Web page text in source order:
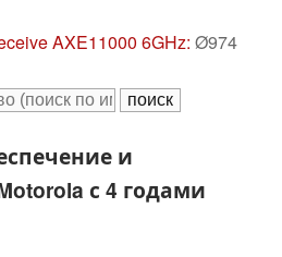
AXE11000 6GHz: Ø974
и
с 4 годами